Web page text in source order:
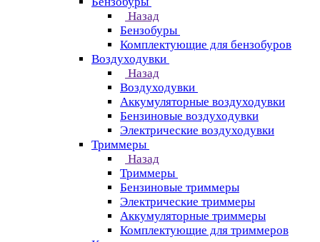
Назад
Бензобуры
Комплектующие для бензобуров
Воздуходувки
Назад
Воздуходувки
Аккумуляторные воздуходувки
Бензиновые воздуходувки
Электрические воздуходувки
Триммеры
Назад
Триммеры
Бензиновые триммеры
Электрические триммеры
Аккумуляторные триммеры
Комплектующие для триммеров